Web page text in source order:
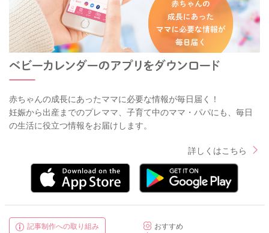
赤ちゃんの成長にあったママに必要な情報が毎日届く！
妊娠から出産までのプレママ、子育て中のママ・パパにも、毎日
の生活に役立つ情報をお届けします。
詳しくはこちら
記事制作への取り組み
おすすめ